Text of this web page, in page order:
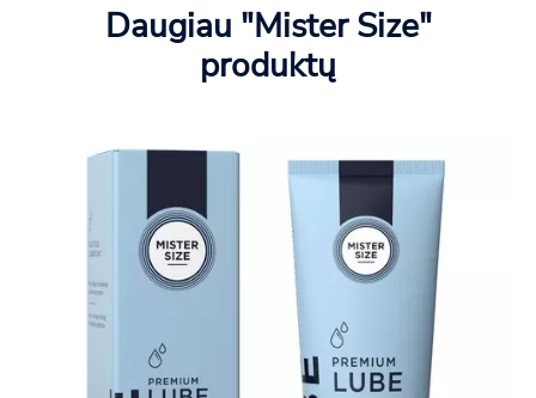
Daugiau "Mister Size"
produktų